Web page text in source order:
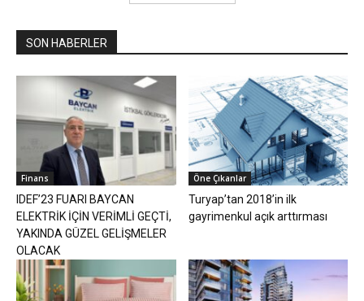
SON HABERLER
Finans
IDEF’23 FUARI BAYCAN
ELEKTRİK İÇİN VERİMLİ GEÇTİ,
YAKINDA GÜZEL GELİŞMELER
OLACAK
Öne Çıkanlar
Turyap’tan 2018’in ilk
gayrimenkul açık arttırması